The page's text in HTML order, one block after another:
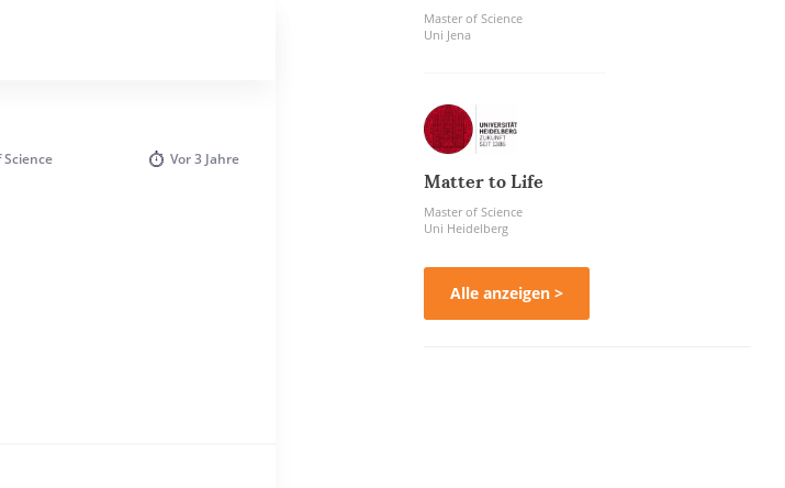
Vor3 Jahre
Master of Science
Uni Jena
Matter to Life
Master of Science
Uni Heidelberg
Alle anzeigen >